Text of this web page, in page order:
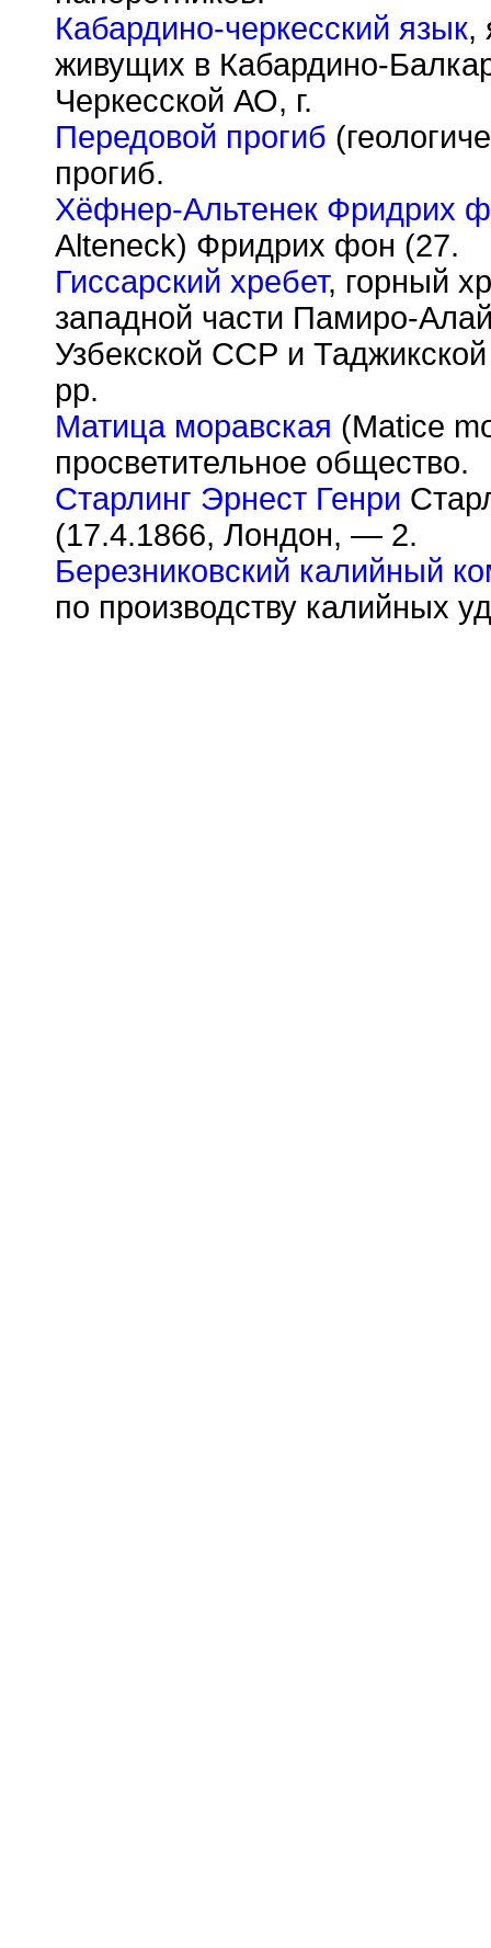
Кабардино-черкесский язык,
живущих в Кабардино-
Черкесской АО, г.
Передовой прогиб
прогиб.
Хёфнер-Альтенек Фридрих
Alteneck) Фридрих фон (27.
Гиссарский хребет, горный
западной части Памиро-
Узбекской ССР и
рр.
Матица моравская (Matice
просветительное общество.
Старлинг Эрнест Генри
(17.4.1866, Лондон, — 2.
Березниковский калийный
по производству калийных